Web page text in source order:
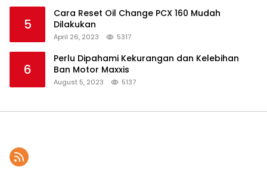
5
Cara Reset Oil Change PCX 160 Mudah
Dilakukan
April 26, 2023 5317
6
Perlu Dipahami Kekurangan dan Kelebihan
Ban Motor Maxxis
August 5, 2023 5137